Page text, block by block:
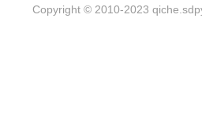
Copyright © 2010-2023